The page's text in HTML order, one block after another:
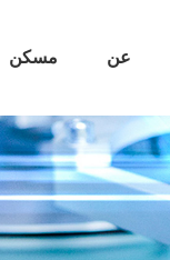
مسكن عن